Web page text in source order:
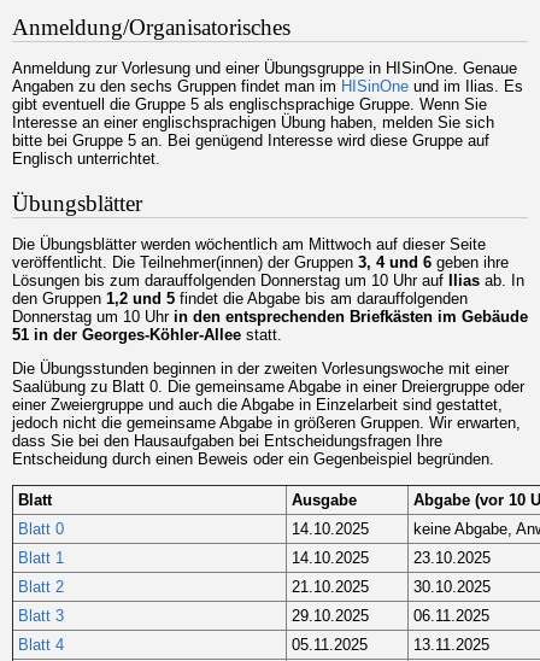
Anmeldung/Organisatorisches
Anmeldung zur Vorlesung und einer Übungsgruppe in HISinOne. Genaue
Angaben zu den sechs Gruppen findet man im HISinOne und im Ilias. Es
gibt eventuell die Gruppe 5 als englischsprachige Gruppe. Wenn Sie
Interesse an einer englischsprachigen Übung haben, melden Sie sich
bitte bei Gruppe 5 an. Bei genügend Interesse wird diese Gruppe auf
Englisch unterrichtet.
Übungsblätter
Die Übungsblätter werden wöchentlich am Mittwoch auf dieser Seite
veröffentlicht. Die Teilnehmer(innen) der Gruppen 3, 4 und 6 geben ihre
Lösungen bis zum darauffolgenden Donnerstag um 10 Uhr auf
Ilias ab. In
den Gruppen 1,2 und 5 findet die Abgabe bis am darauffolgenden
Donnerstag um 10 Uhr in den entsprechenden Briefkästen im Gebäude
51 in der Georges-Köhler-Allee statt.
Die Übungsstunden beginnen in der zweiten Vorlesungswoche mit einer
Saalübung zu Blatt 0. Die gemeinsame Abgabe in einer Dreiergruppe oder
einer Zweiergruppe und auch die Abgabe in Einzelarbeit sind gestattet,
jedoch nicht die gemeinsame Abgabe in größeren Gruppen. Wir erwarten,
dass Sie bei den Hausaufgaben bei Entscheidungsfragen Ihre
Entscheidung durch einen Beweis oder ein Gegenbeispiel begründen.
Blatt Ausgabe
Abgabe (vor 10
Blatt 0
14.10.2025
keine Abgabe,
Blatt 1
14.10.2025
23.10.2025
Blatt 2
21.10.2025
30.10.2025
Blatt 3
29.10.2025
06.11.2025
Blatt 4
05.11.2025 13.11.2025